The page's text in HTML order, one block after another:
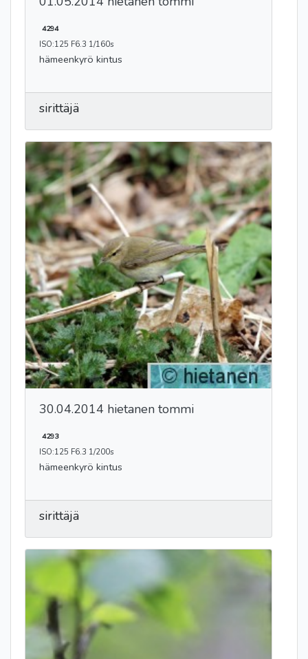
4294
ISO:125 F6.3 1/160s
hämeenkyrö kintus
sirittäjä
30.04.2014 hietanen tommi
4293
ISO:125 F6.3 1/200s
hämeenkyrö kintus
sirittäjä